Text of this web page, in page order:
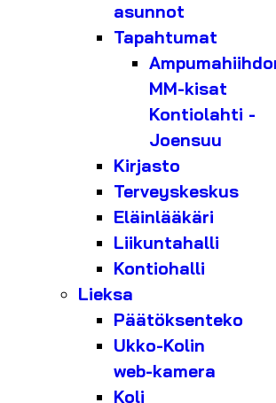
asunnot
Tapahtumat
MM-kisat
Kontiolahti -
Joensuu
Kirjasto
Terveyskeskus
Eläinlääkäri
Liikuntahalli
Kontiohalli
Lieksa
Päätöksenteko
Ukko-Kolin
web-kamera
Koli